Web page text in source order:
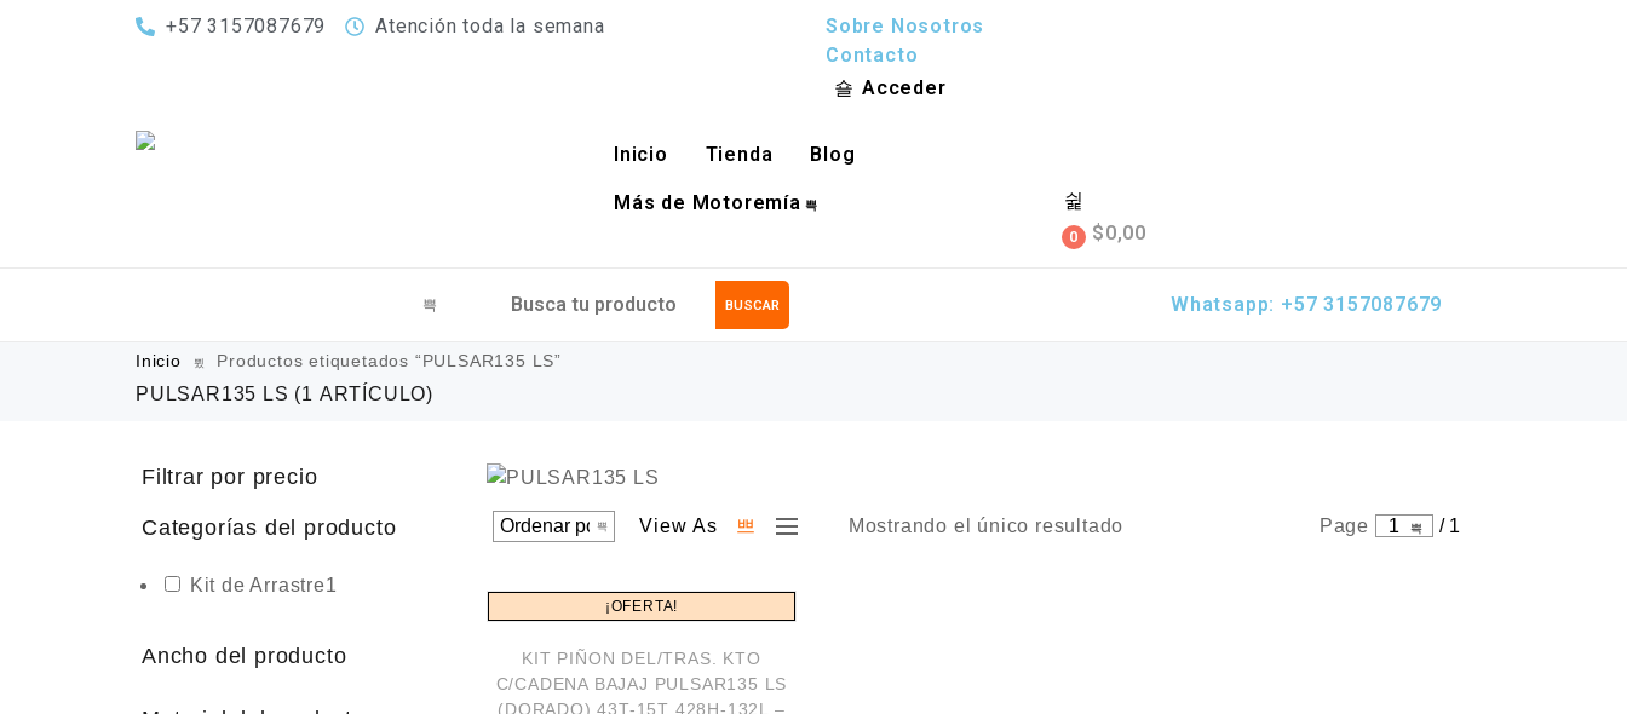
+57 3157087679 Atención toda la semana
Sobre Nosotros
Contacto
Acceder
Inicio Tienda Blog
Más de Motoremía
0 $0,00
BUSCAR Whatsapp: +57 3157087679
Inicio Productos etiquetados “PULSAR135 LS”
PULSAR135 LS (1 ARTÍCULO)
Filtrar por precio
Categorías del producto
Kit de Arrastre1
Ancho del producto
View As Mostrando el único resultado Page 1 / 1
¡OFERTA!
KIT PIÑON DEL/TRAS. KTO
C/CADENA BAJAJ PULSAR135 LS
(DORADO) 43T-15T 428H-132L –